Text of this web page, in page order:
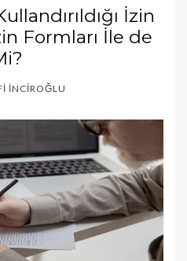
İzin
Formları İle de
İNCIROĞLU